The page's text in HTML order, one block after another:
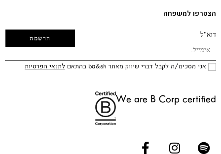
הצטרפו למשפחה
דוא"ל
אני מסכימ/ה לקבל דברי שיווק מאתר ba&sh בהתאם לתנאי הפרטיות
We are B Corp certified